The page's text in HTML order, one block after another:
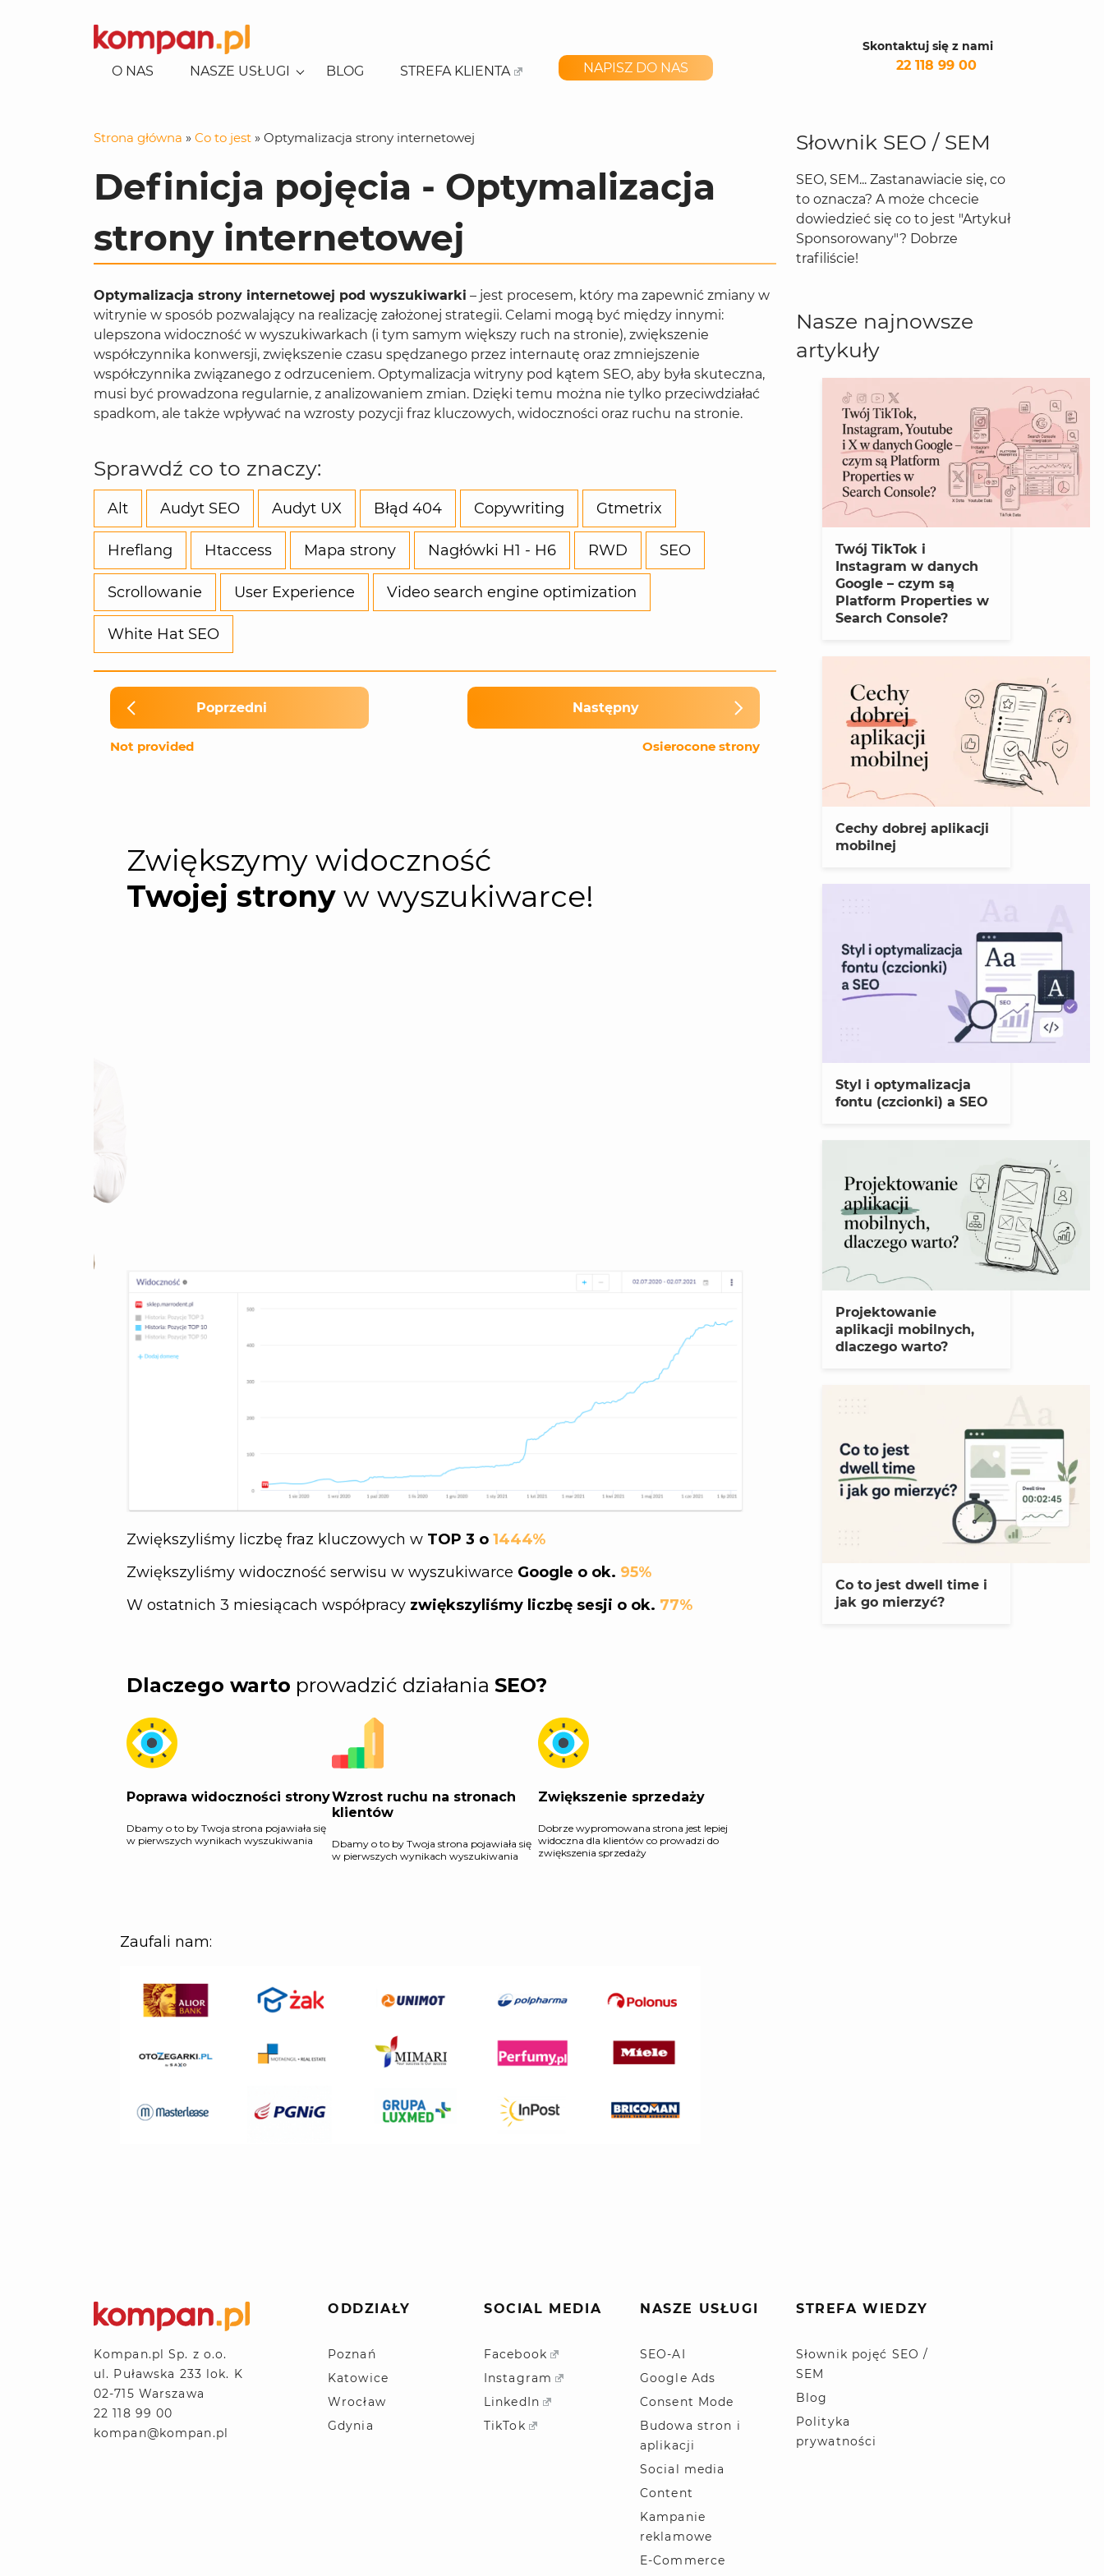
O NAS
NASZE USŁUGI
POZYCJONOWANIE
POZYCJONOWANIE SKLEPÓW
KAMPANIE REKLAMOWE
REKLAMA W GOOGLE
REKLAMA NA FACEBOOKU
REKLAMA NA TIKTOKU
REKLAMA NA LINKEDINIE
CONSENT MODE
SOCIAL MEDIA
BUDOWA STRON I APLIKACJI
GENEROWANIE LEADÓW
ANALITYKA
BLOG STREFA KLIENTA NAPISZ DO NAS
Skontaktuj się z nami
22 118 99 00
Strona główna » Co to jest » Optymalizacja strony internetowej
Definicja pojęcia - Optymalizacja
strony internetowej
Optymalizacja strony internetowej pod wyszukiwarki – jest procesem, który ma zapewnić zmiany w
witrynie w sposób pozwalający na realizację założonej strategii. Celami mogą być między innymi:
ulepszona widoczność w wyszukiwarkach (i tym samym większy ruch na stronie), zwiększenie
współczynnika konwersji, zwiększenie czasu spędzanego przez internautę oraz zmniejszenie
współczynnika związanego z odrzuceniem. Optymalizacja witryny pod kątem SEO, aby była skuteczna,
musi być prowadzona regularnie, z analizowaniem zmian. Dzięki temu można nie tylko przeciwdziałać
spadkom, ale także wpływać na wzrosty pozycji fraz kluczowych, widoczności oraz ruchu na stronie.
Sprawdź co to znaczy:
Alt Audyt SEO Audyt UX Błąd 404 Copywriting Gtmetrix
Hreflang Htaccess Mapa strony Nagłówki H1 - H6 RWD SEO
Scrollowanie User Experience Video search engine optimization
White Hat SEO
Poprzedni
Not provided
Następny
Osierocone strony
Słownik SEO / SEM
SEO, SEM... Zastanawiacie się, co
to oznacza? A może chcecie
dowiedzieć się co to jest "Artykuł
Sponsorowany"? Dobrze
trafiliście!
Nasze najnowsze
artykuły
Twój TikTok i
Instagram w danych
Google – czym są
Platform Properties w
Search Console?
Cechy dobrej aplikacji
mobilnej
Styl i optymalizacja
fontu (czcionki) a SEO
Projektowanie
aplikacji mobilnych,
dlaczego warto?
Co to jest dwell time i
jak go mierzyć?
Kompan.pl Sp. z o.o.
ul. Puławska 233 lok. K
02-715 Warszawa
22 118 99 00
kompan@kompan.pl
ODDZIAŁY
Poznań
Katowice
Wrocław
Gdynia
SOCIAL MEDIA
Facebook
Instagram
LinkedIn
TikTok
NASZE USŁUGI
SEO-AI
Google Ads
Consent Mode
Budowa stron i
aplikacji
Social media
Content
Kampanie
reklamowe
E-Commerce
STREFA WIEDZY
Słownik pojęć SEO /
SEM
Blog
Polityka
prywatności